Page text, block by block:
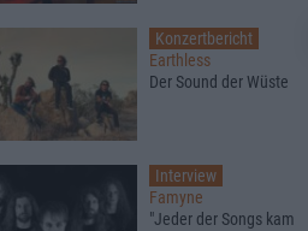
Konzertbericht
Earthless
Der Sound der Wüste
Interview
Famyne
"Jeder der Songs kam